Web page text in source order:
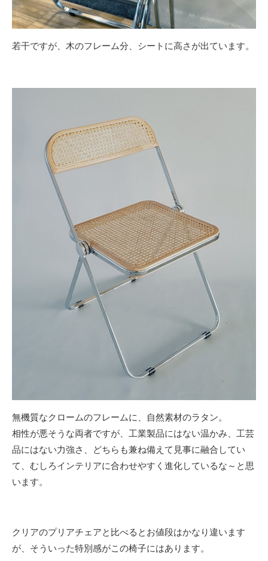
若干ですが、木のフレーム分、シートに高さが出ています。
無機質なクロームのフレームに、自然素材のラタン。
相性が悪そうな両者ですが、工業製品にはない温かみ、工芸
品にはない力強さ、どちらも兼ね備えて見事に融合してい
て、むしろインテリアに合わせやすく進化しているな～と思
います。
クリアのプリアチェアと比べるとお値段はかなり違います
が、そういった特別感がこの椅子にはあります。